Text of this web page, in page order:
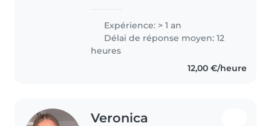
être. Je suis disponible pour du
babysitting..
Expérience: > 1 an
Délai de réponse moyen: 12
heures
12,00 €/heure
Veronica